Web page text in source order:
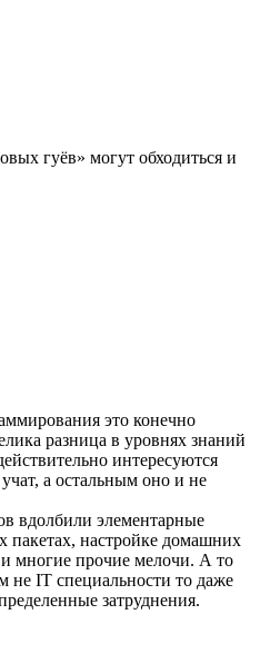
гуёв» могут обходиться и
это конечно
разница в уровнях знаний
интересуются
а остальным оно и не
вдолбили элементарные
пакетах, настройке домашних
и многие прочие мелочи. А то
не IT специальности то даже
затруднения.